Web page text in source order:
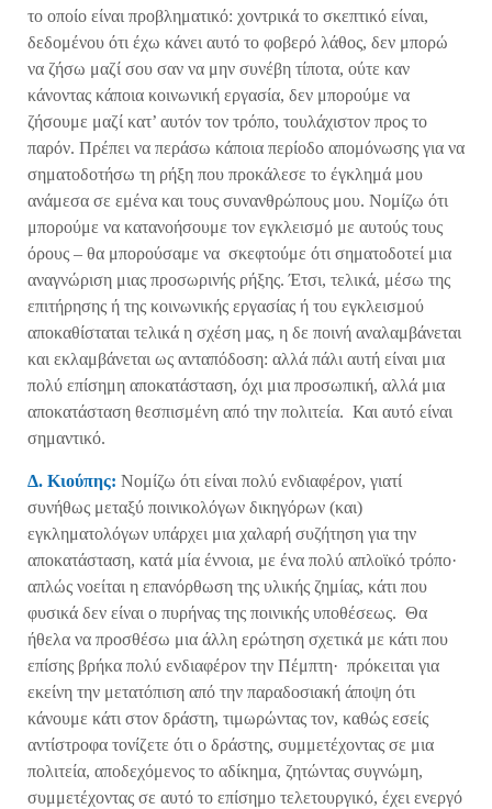
το οποίο είναι προβληματικό: χοντρικά το σκεπτικό είναι,
δεδομένου ότι έχω κάνει αυτό το φοβερό λάθος, δεν μπορώ
να ζήσω μαζί σου σαν να μην συνέβη τίποτα, ούτε καν
κάνοντας κάποια κοινωνική εργασία, δεν μπορούμε να
ζήσουμε μαζί κατ’ αυτόν τον τρόπο, τουλάχιστον προς το
παρόν. Πρέπει να περάσω κάποια περίοδο απομόνωσης για να
σηματοδοτήσω τη ρήξη που προκάλεσε το έγκλημά μου
ανάμεσα σε εμένα και τους συνανθρώπους μου. Νομίζω ότι
μπορούμε να κατανοήσουμε τον εγκλεισμό με αυτούς τους
όρους – θα μπορούσαμε να σκεφτούμε ότι σηματοδοτεί μια
αναγνώριση μιας προσωρινής ρήξης. Έτσι, τελικά, μέσω της
επιτήρησης ή της κοινωνικής εργασίας ή του εγκλεισμού
αποκαθίσταται τελικά η σχέση μας, η δε ποινή αναλαμβάνεται
και εκλαμβάνεται ως ανταπόδοση: αλλά πάλι αυτή είναι μια
πολύ επίσημη αποκατάσταση, όχι μια προσωπική, αλλά μια
αποκατάσταση θεσπισμένη από την πολιτεία. Και αυτό είναι
σημαντικό.
Δ. Κιούπης: Νομίζω ότι είναι πολύ ενδιαφέρον, γιατί
συνήθως μεταξύ ποινικολόγων δικηγόρων (και)
εγκληματολόγων υπάρχει μια χαλαρή συζήτηση για την
αποκατάσταση, κατά μία έννοια, με ένα πολύ απλοϊκό τρόπο·
απλώς νοείται η επανόρθωση της υλικής ζημίας, κάτι που
φυσικά δεν είναι ο πυρήνας της ποινικής υποθέσεως. Θα
ήθελα να προσθέσω μια άλλη ερώτηση σχετικά με κάτι που
επίσης βρήκα πολύ ενδιαφέρον την Πέμπτη· πρόκειται για
εκείνη την μετατόπιση από την παραδοσιακή άποψη ότι
κάνουμε κάτι στον δράστη, τιμωρώντας τον, καθώς εσείς
αντίστροφα τονίζετε ότι ο δράστης, συμμετέχοντας σε μια
πολιτεία, αποδεχόμενος το αδίκημα, ζητώντας συγνώμη,
συμμετέχοντας σε αυτό το επίσημο τελετουργικό, έχει ενεργό